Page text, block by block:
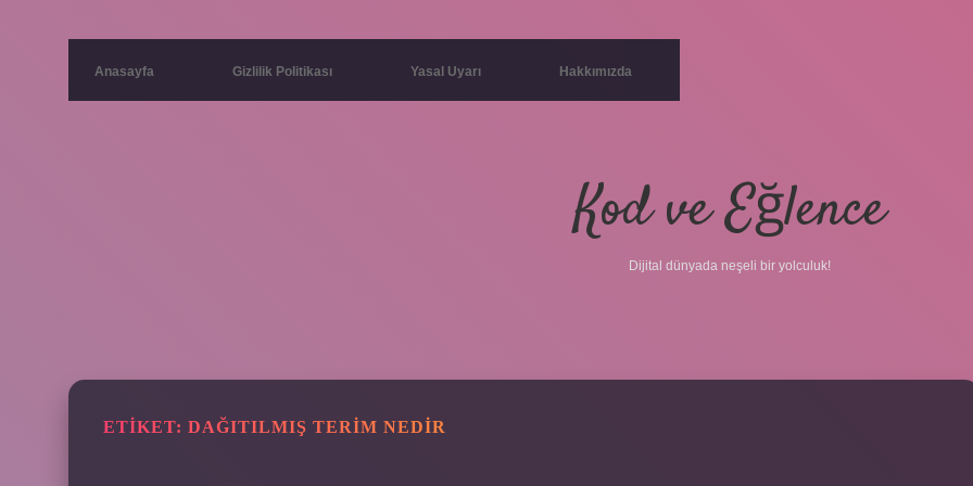
Anasayfa Gizlilik Politikası Yasal Uyarı Hakkımızda
Kod ve Eğlence
Dijital dünyada neşeli bir yolculuk!
ETIKET: DAĞITILMIŞ TERIM NEDIR